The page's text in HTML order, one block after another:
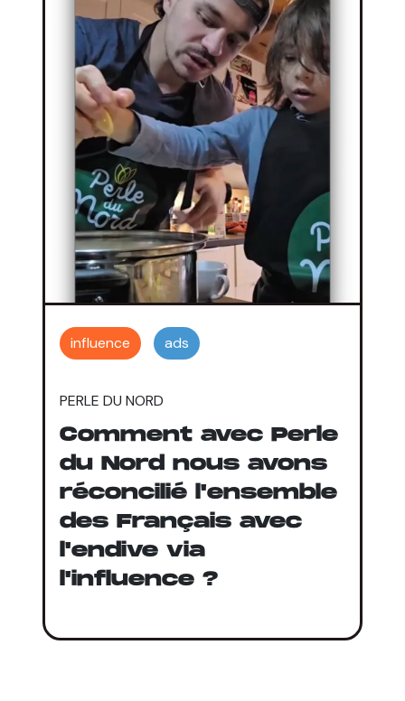
influence ads
PERLE DU NORD
Comment avec Perle
du Nord nous avons
réconcilié l'ensemble
des Français avec
l'endive via
l'influence ?